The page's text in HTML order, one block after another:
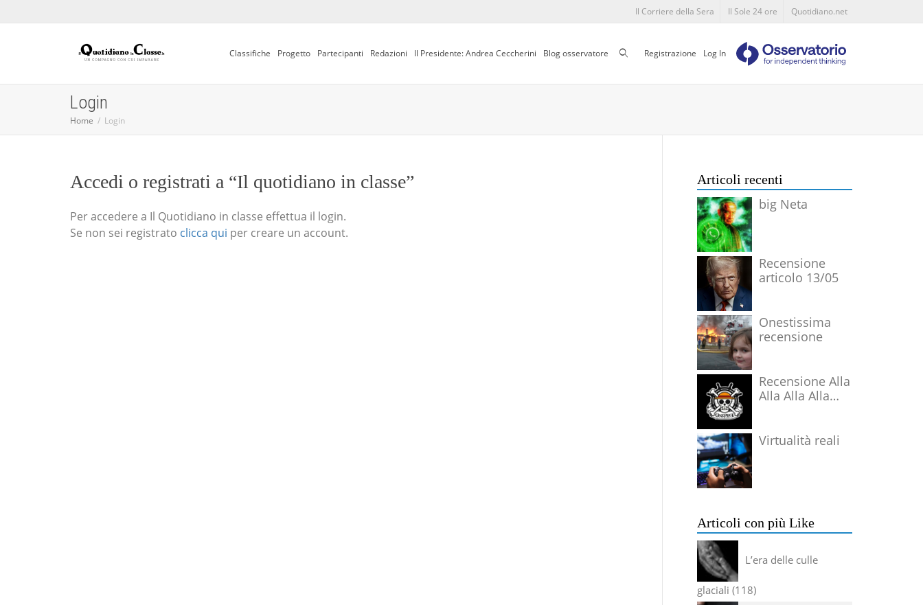
Il Corriere della Sera Il Sole 24 ore Quotidiano.net
Classifiche Progetto Partecipanti Redazioni Il Presidente: Andrea Ceccherini Blog osservatore CercaRegistrazione Log In
Login
Home Login
Accedi o registrati a “Il quotidiano in classe”
Per accedere a Il Quotidiano in classe effettua il login.
Se non sei registrato clicca qui per creare un account.
Articoli recenti
big Neta
Recensione
articolo 13/05
Onestissima
recensione
Recensione Alla
Alla Alla Alla
Virtualità reali
Articoli con più Like
L’era delle culle
glaciali 118